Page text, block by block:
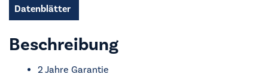
Datenblätter
Beschreibung
2 Jahre Garantie